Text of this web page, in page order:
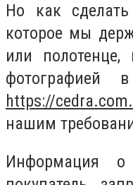
Но как
которое мы
или полотенце,
фотографией
https://
нашим
Информация о